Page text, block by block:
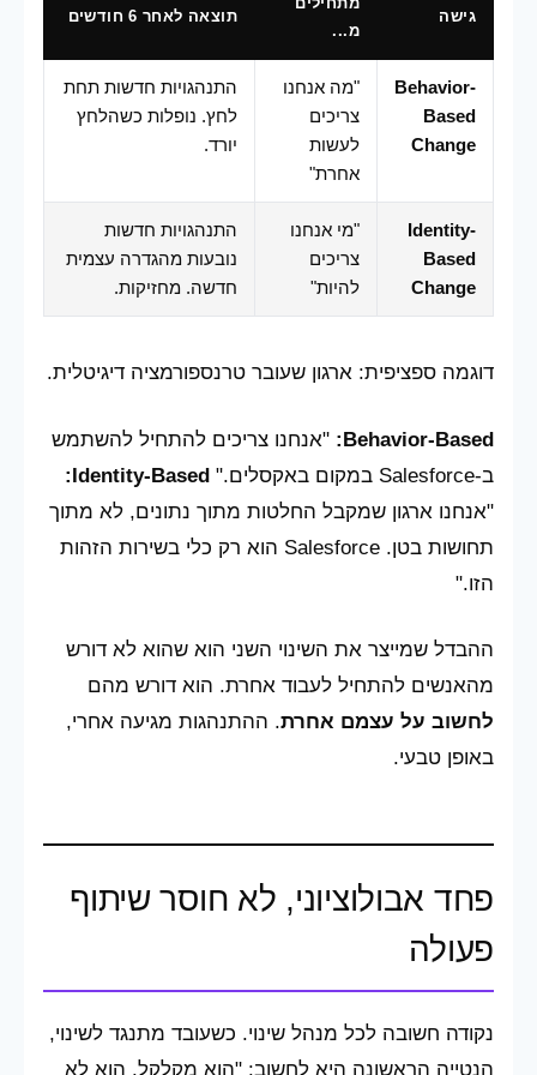
גישה
מ...
תוצאה לאחר 6 חודשים
Behavior-
Based
Change
"מה אנחנו
צריכים
לעשות
אחרת"
התנהגויות חדשות תחת
לחץ. נופלות כשהלחץ
יורד.
Identity-
Based
Change
"מי אנחנו
צריכים
להיות"
התנהגויות חדשות
נובעות מהגדרה עצמית
חדשה. מחזיקות.
דוגמה ספציפית: ארגון שעובר טרנספורמציה דיגיטלית.
Behavior-Based:
"אנחנו צריכים להתחיל להשתמש
ב-Salesforce במקום באקסלים."
Identity-Based:
"אנחנו ארגון שמקבל החלטות מתוך נתונים, לא מתוך
תחושות בטן. Salesforce הוא רק כלי בשירות הזהות
הזו."
ההבדל שמייצר את השינוי השני הוא שהוא לא דורש
מהאנשים להתחיל לעבוד אחרת. הוא דורש מהם
לחשוב על עצמם אחרת. ההתנהגות מגיעה אחרי,
באופן טבעי.
פחד אבולוציוני, לא חוסר שיתוף
פעולה
נקודה חשובה לכל מנהל שינוי. כשעובד מתנגד לשינוי,
הנטייה הראשונה היא לחשוב: "הוא מקלקל. הוא לא